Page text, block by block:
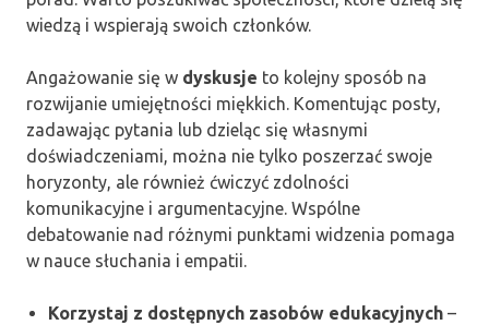
wiedzą i wspierają swoich członków.
Angażowanie się w dyskusje to kolejny sposób na
rozwijanie umiejętności miękkich. Komentując posty,
zadawając pytania lub dzieląc się własnymi
doświadczeniami, można nie tylko poszerzać swoje
horyzonty, ale również ćwiczyć zdolności
komunikacyjne i argumentacyjne. Wspólne
debatowanie nad różnymi punktami widzenia pomaga
w nauce słuchania i empatii.
Korzystaj z dostępnych zasobów edukacyjnych –